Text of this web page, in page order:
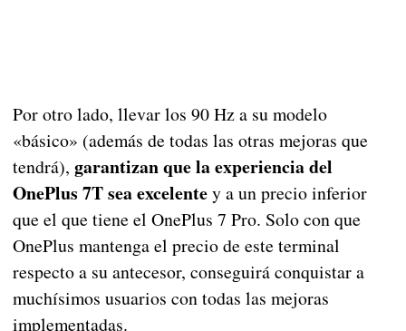
Por otro lado, llevar los 90 Hz a su modelo
«básico» (además de todas las otras mejoras que
tendrá), garantizan que la experiencia del
OnePlus 7T sea excelentey a un precio inferior
que el que tiene el OnePlus 7 Pro. Solo con que
OnePlus mantenga el precio de este terminal
respecto a su antecesor, conseguirá conquistar a
muchísimos usuarios con todas las mejoras
implementadas.